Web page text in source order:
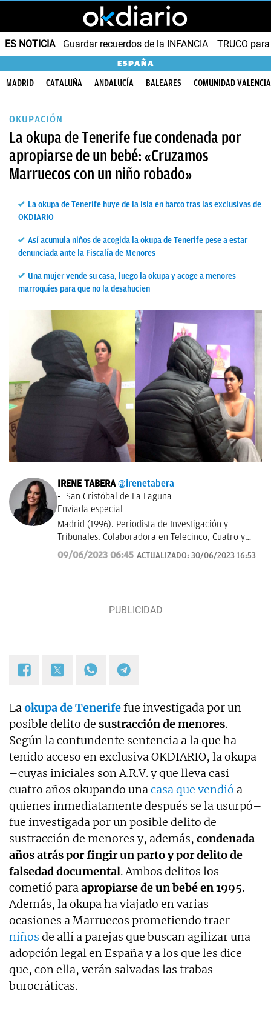
ES NOTICIA Guardar recuerdos de la INFANCIA TRUCO
ESPAÑA
MADRID CATALUÑA ANDALUCÍA BALEARES COMUNIDAD
OKUPACIÓN
La okupa de Tenerife fue condenada por
apropiarse de un bebé: «Cruzamos
Marruecos con un niño robado»
La okupa de Tenerife huye de la isla en barco tras las exclusivas de
OKDIARIO
Así acumula niños de acogida la okupa de Tenerife pese a estar
denunciada ante la Fiscalía de Menores
Una mujer vende su casa, luego la okupa y acoge a menores
marroquíes para que no la desahucien
IRENE TABERA @irenetabera
San Cristóbal de La Laguna
Enviada especial
Madrid (1996). Periodista de Investigación y
Tribunales. Colaboradora en Telecinco, Cuatro y
Telemadrid. Graduada en Periodismo por la
Universidad Complutense de Madrid y máster en
09/06/2023 06:45 ACTUALIZADO: 30/06/2023 16:53
Laokupa de Tenerifefue investigada por un
posible delito de sustracción de menores.
Según la contundente sentencia a la que ha
tenido acceso en exclusiva OKDIARIO, la okupa
–cuyas iniciales son A.R.V. y que lleva casi
cuatro años okupando unacasa que vendió a
quienes inmediatamente después se la usurpó–
fue investigada por un posible delito de
sustracción de menores y, además, condenada
años atrás por fingir un parto y por delito de
falsedad documental. Ambos delitos los
cometió paraapropiarse de un bebé en 1995.
Además, la okupa ha viajado en varias
ocasiones a Marruecos prometiendo traer
niños de allí a parejas que buscan agilizar una
adopción legal en España y a los que les dice
que, con ella, verán salvadas las trabas
burocráticas.